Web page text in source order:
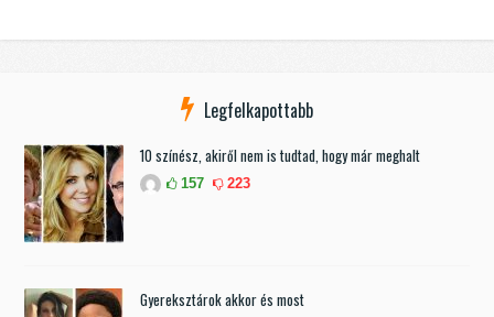
Legfelkapottabb
10 színész, akiről nem is tudtad, hogy már meghalt
157 223
Gyereksztárok akkor és most